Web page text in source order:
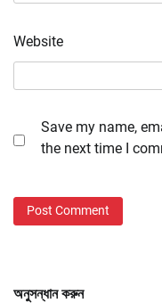
Website
Save my name,
the next time I
অনুসন্ধান করুন